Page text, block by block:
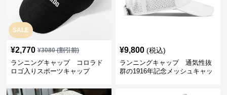
SALE
¥2,770 ¥3080(割引前)
ランニングキャップ コロラド
ロゴ入りスポーツキャップ
¥9,800 (税込)
ランニングキャップ 通気性抜
群の1916年記念メッシュキャッ